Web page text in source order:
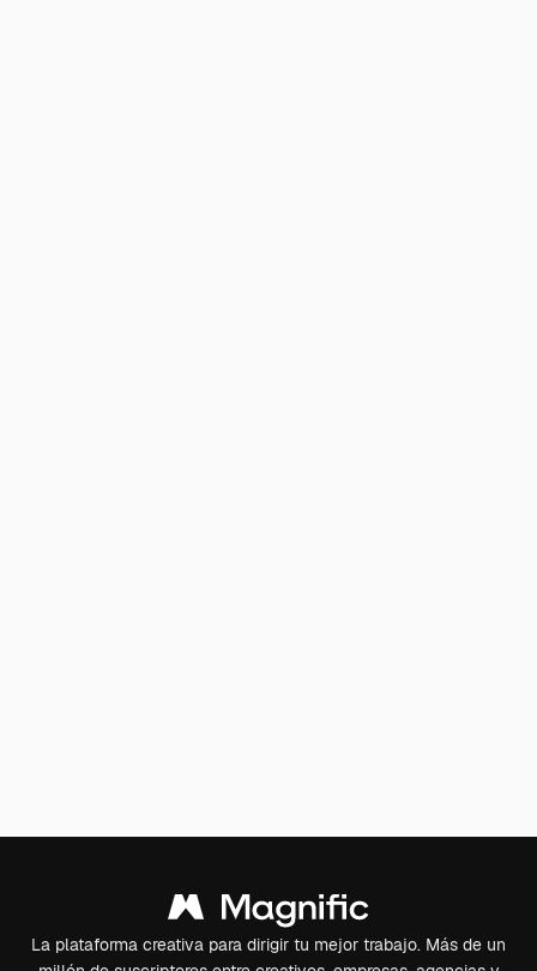
La plataforma creativa para dirigir tu mejor trabajo. Más de un